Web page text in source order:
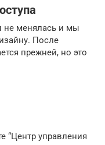
не менялась и мы
После
прежней, но это
“Центр управления